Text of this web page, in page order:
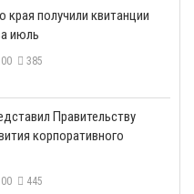
края получили квитанции
июль
385
Правительству
корпоративного
445